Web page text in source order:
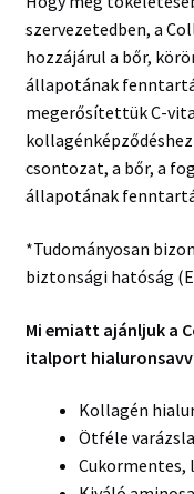
szervezetedben, a
hozzájárul a bőr,
állapotának
megerősítettük C-
csontozat, a bőr, a
állapotának
*Tudományosan
biztonsági hatóság
Mi emiatt ajánljuk a
italport
Kollagén
Ötféle
Cukormentes,